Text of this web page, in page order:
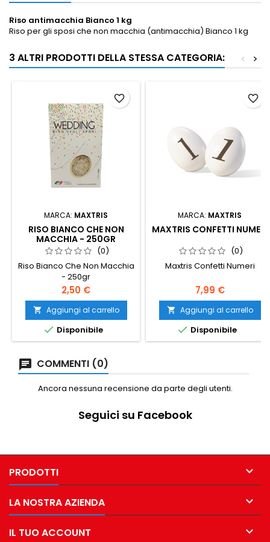
Riso antimacchia Bianco 1 kg
Riso per gli sposi che non macchia (antimacchia) Bianco 1 kg
3 ALTRI PRODOTTI DELLA STESSA CATEGORIA: >
<
MARCA: MAXTRIS
RISO BIANCO CHE NON
MACCHIA - 250GR
(0)
Riso Bianco Che Non Macchia
- 250gr
Prezzo
2,50 €
 Aggiungi al carrello
 Disponibile
favorite_border
MARCA: MAXTRIS
MAXTRIS CONFETTI NUMERI
(0)
Maxtris Confetti Numeri
Prezzo
7,99 €
 Aggiungi al carrello
 Disponibile
favorite_border
COMMENTI (0)
Ancora nessuna recensione da parte degli utenti.
Seguici su Facebook
PRODOTTI 
LA NOSTRA AZIENDA 
IL TUO ACCOUNT 